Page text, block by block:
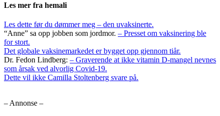
Les mer fra hemali
Les dette før du dømmer meg – den uvaksinerte.
“Anne” sa opp jobben som jordmor. – Presset om vaksinering ble
for stort.
Det globale vaksinemarkedet er bygget opp gjennom tiår.
Dr. Fedon Lindberg: – Graverende at ikke vitamin D-mangel nevnes
som årsak ved alvorlig Covid-19.
Dette vil ikke Camilla Stoltenberg svare på.
– Annonse –